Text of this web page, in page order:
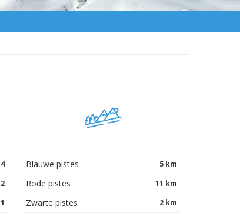
4
2
1
Blauwe pistes 5 km
Rode pistes 11 km
Zwarte pistes 2 km